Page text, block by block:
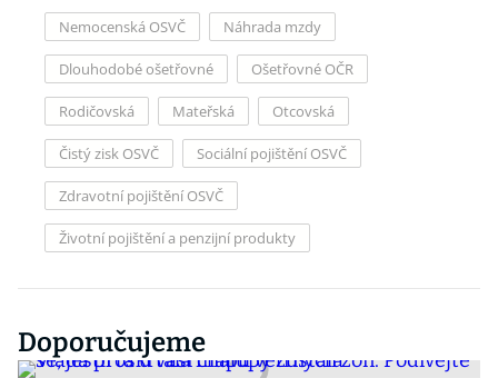
Nemocenská OSVČ Náhrada mzdy
Dlouhodobé ošetřovné Ošetřovné OČR
Rodičovská Mateřská Otcovská
Čistý zisk OSVČ Sociální pojištění OSVČ
Zdravotní pojištění OSVČ
Životní pojištění a penzijní produkty
Doporučujeme